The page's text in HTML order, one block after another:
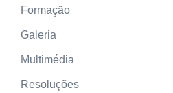
Formação
Galeria
Multimédia
Resoluções